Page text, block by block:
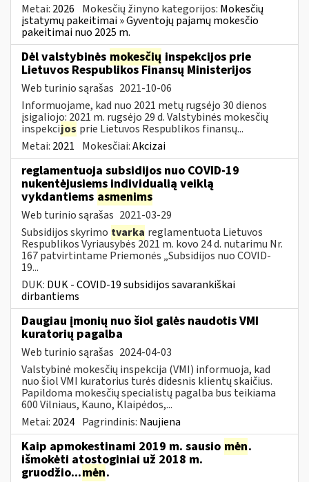
Metai: 2026 Mokesčių žinyno kategorijos: Mokesčių
įstatymų pakeitimai » Gyventojų pajamų mokesčio
pakeitimai nuo 2025 m.
Dėl valstybinės mokesčių inspekcijos prie
Lietuvos Respublikos Finansų Ministerijos
Web turinio sąrašas 2021-10-06
Informuojame, kad nuo 2021 metų rugsėjo 30 dienos
įsigaliojo: 2021 m. rugsėjo 29 d. Valstybinės mokesčių
inspekcijos prie Lietuvos Respublikos finansų...
Metai: 2021 Mokesčiai:Akcizai
reglamentuoja subsidijos nuo COVID-19
nukentėjusiems individualią veiklą
vykdantiems asmenims
Web turinio sąrašas 2021-03-29
Subsidijos skyrimo tvarka reglamentuota Lietuvos
Respublikos Vyriausybės 2021 m. kovo 24 d. nutarimu Nr.
167 patvirtintame Priemonės „Subsidijos nuo COVID-
19...
DUK: DUK - COVID-19 subsidijos savarankiškai
dirbantiems
Daugiau įmonių nuo šiol galės naudotis VMI
kuratorių pagalba
Web turinio sąrašas 2024-04-03
Valstybinė mokesčių inspekcija (VMI) informuoja, kad
nuo šiol VMI kuratorius turės didesnis klientų skaičius.
Papildoma mokesčių specialistų pagalba bus teikiama
600 Vilniaus, Kauno, Klaipėdos,...
Metai: 2024 Pagrindinis: Naujiena
Kaip apmokestinami 2019 m. sausio mėn.
išmokėti atostoginiai už 2018 m.
gruodžio...mėn.